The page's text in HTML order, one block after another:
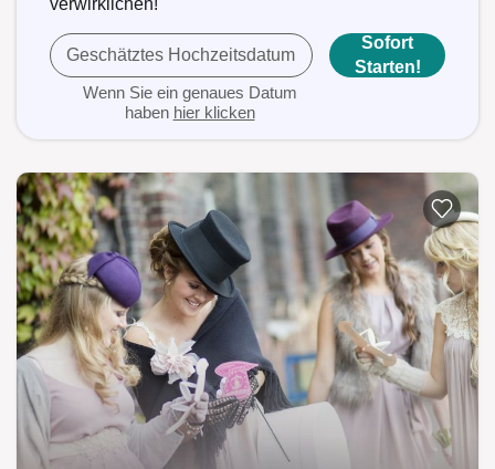
Geschätztes Hochzeitsdatum
Wenn Sie ein genaues Datum
haben hier klicken
Sofort
Starten!